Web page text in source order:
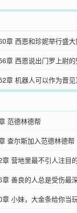
章 西恩和珍妮举行盛
章 西恩说出门罗上尉的
章 机器人可以作为晋
范德林德帮
查尔斯加入范德林德帮
章 营地里最不引人注目
章 善良的人总是受伤最
章 小妹，大金条给你当